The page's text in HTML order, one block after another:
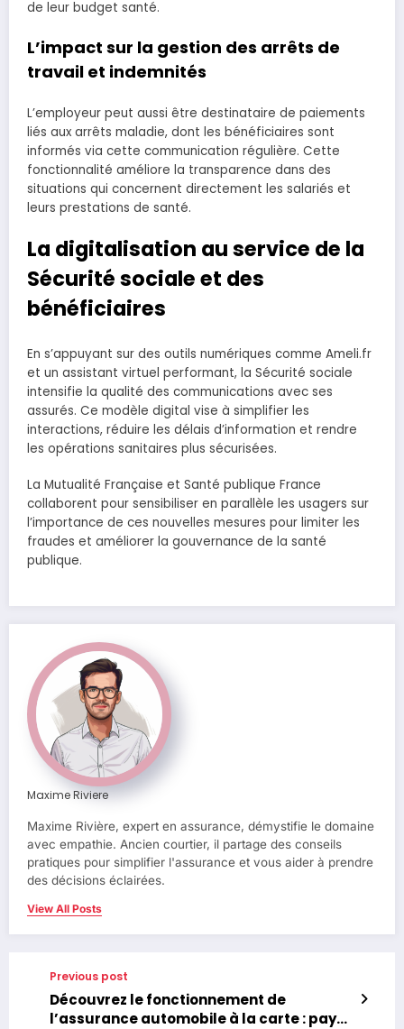
de leur budget santé.
L’impact sur la gestion des arrêts de
travail et indemnités
L’employeur peut aussi être destinataire de paiements
liés aux arrêts maladie, dont les bénéficiaires sont
informés via cette communication régulière. Cette
fonctionnalité améliore la transparence dans des
situations qui concernent directement les salariés et
leurs prestations de santé.
La digitalisation au service de la
Sécurité sociale et des
bénéficiaires
En s’appuyant sur des outils numériques comme Ameli.fr
et un assistant virtuel performant, la Sécurité sociale
intensifie la qualité des communications avec ses
assurés. Ce modèle digital vise à simplifier les
interactions, réduire les délais d’information et rendre
les opérations sanitaires plus sécurisées.
La Mutualité Française et Santé publique France
collaborent pour sensibiliser en parallèle les usagers sur
l’importance de ces nouvelles mesures pour limiter les
fraudes et améliorer la gouvernance de la santé
publique.
Maxime Riviere
Maxime Rivière, expert en assurance, démystifie le domaine
avec empathie. Ancien courtier, il partage des conseils
pratiques pour simplifier l'assurance et vous aider à prendre
des décisions éclairées.
View All Posts
Previous post
Découvrez le fonctionnement de
l’assurance automobile à la carte : payez